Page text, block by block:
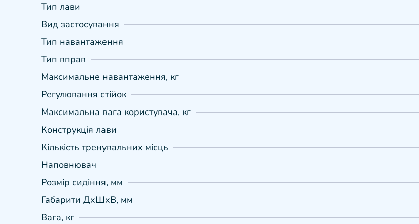
Тип лави
Вид застосування
Тип навантаження
Тип вправ
Максимальне навантаження, кг
Регулювання стійок
Максимальна вага користувача, кг
Конструкція лави
Кількість тренувальних місць
Наповнювач
Розмір сидіння, мм
Габарити ДхШхВ, мм
Вага, кг